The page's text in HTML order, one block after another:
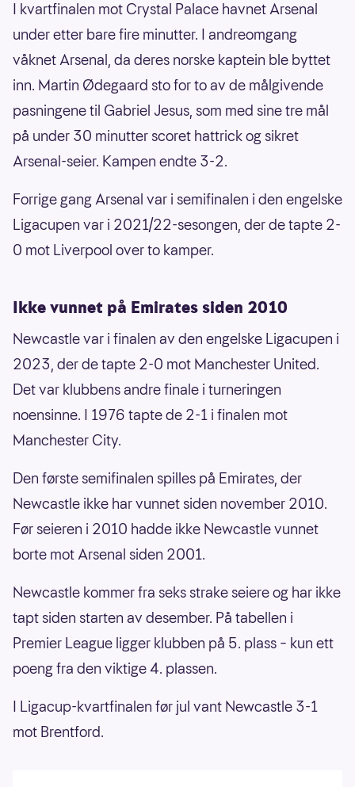
I kvartfinalen mot Crystal Palace havnet Arsenal
under etter bare fire minutter. I andreomgang
våknet Arsenal, da deres norske kaptein ble byttet
inn. Martin Ødegaard sto for to av de målgivende
pasningene til Gabriel Jesus, som med sine tre mål
på under 30 minutter scoret hattrick og sikret
Arsenal-seier. Kampen endte 3-2.
Forrige gang Arsenal var i semifinalen i den engelske
Ligacupen var i 2021/22-sesongen, der de tapte 2-
0 mot Liverpool over to kamper.
Ikke vunnet på Emirates siden 2010
Newcastle var i finalen av den engelske Ligacupen i
2023, der de tapte 2-0 mot Manchester United.
Det var klubbens andre finale i turneringen
noensinne. I 1976 tapte de 2-1 i finalen mot
Manchester City.
Den første semifinalen spilles på Emirates, der
Newcastle ikke har vunnet siden november 2010.
Før seieren i 2010 hadde ikke Newcastle vunnet
borte mot Arsenal siden 2001.
Newcastle kommer fra seks strake seiere og har ikke
tapt siden starten av desember. På tabellen i
Premier League ligger klubben på 5. plass – kun ett
poeng fra den viktige 4. plassen.
I Ligacup-kvartfinalen før jul vant Newcastle 3-1
mot Brentford.